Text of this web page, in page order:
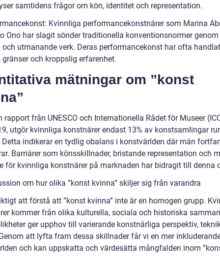
samtidens frågor om kön, identitet och representation.
Kvinnliga performancekonstnärer som Marina
Ono har slagit sönder traditionella konventionsnormer
och utmanande verk. Deras performancekonst har ofta
gränser och kroppslig erfarenhet.
mätningar om ”konst
rapport från UNESCO och Internationella Rådet för Museer
utgör kvinnliga konstnärer endast 13% av konstsamlingar
Detta indikerar en tydlig obalans i konstvärlden där män
Barriärer som könsskillnader, bristande representation och
för kvinnliga konstnärer på marknaden har bidragit till denna
om hur olika ”konst kvinna” skiljer sig från varandra
att förstå att ”konst kvinna” inte är en homogen grupp.
kommer från olika kulturella, sociala och historiska
ger upphov till varierande konstnärliga perspektiv,
att lyfta fram dessa skillnader får vi en mer
och kan uppskatta och värdesätta mångfalden inom